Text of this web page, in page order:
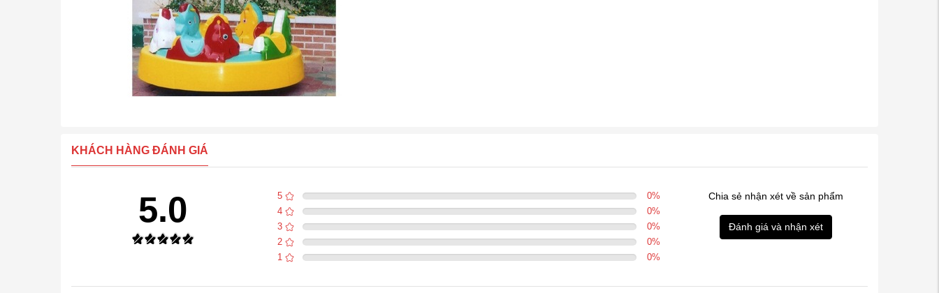
KHÁCH HÀNG ĐÁNH GIÁ
5.0 5 0%
4
0%
3
0%
2
0%
1
0%
Chia sẻ nhận xét về sản phẩm
Đánh giá và nhận xét